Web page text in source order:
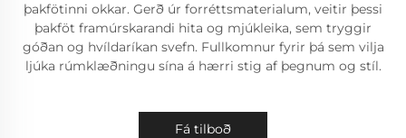
þakfötinni okkar. Gerð úr forréttsmaterialum, veitir þessi
þakföt framúrskarandi hita og mjúkleika, sem tryggir
góðan og hvíldaríkan svefn. Fullkomnur fyrir þá sem vilja
ljúka rúmklæðningu sína á hærri stig af þegnum og stíl.
Fá tilboð